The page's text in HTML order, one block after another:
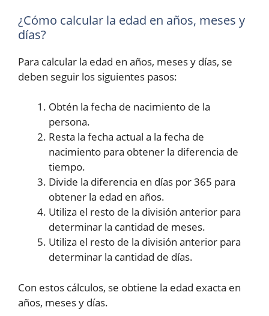
¿Cómo calcular la edad en años, meses y
días?
Para calcular la edad en años, meses y días, se
deben seguir los siguientes pasos:
Obtén la fecha de nacimiento de la
persona.
Resta la fecha actual a la fecha de
nacimiento para obtener la diferencia de
tiempo.
Divide la diferencia en días por 365 para
obtener la edad en años.
Utiliza el resto de la división anterior para
determinar la cantidad de meses.
Utiliza el resto de la división anterior para
determinar la cantidad de días.
Con estos cálculos, se obtiene la edad exacta en
años, meses y días.